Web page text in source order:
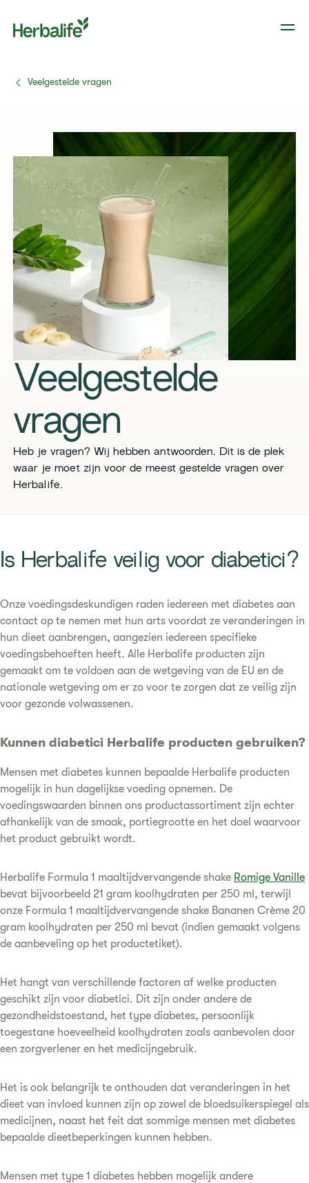
Veelgestelde vragen
Veelgestelde
vragen
Heb je vragen? Wij hebben antwoorden. Dit is de plek
waar je moet zijn voor de meest gestelde vragen over
Herbalife.
​Is Herbalife veilig voor diabetici?
Onze voedingsdeskundigen raden iedereen met diabetes aan
contact op te nemen met hun arts voordat ze veranderingen in
hun dieet aanbrengen, aangezien iedereen specifieke
voedingsbehoeften heeft. Alle Herbalife producten zijn
gemaakt om te voldoen aan de wetgeving van de EU en de
nationale wetgeving om er zo voor te zorgen dat ze veilig zijn
voor gezonde volwassenen.
Kunnen diabetici Herbalife producten gebruiken?
Mensen met diabetes kunnen bepaalde Herbalife producten
mogelijk in hun dagelijkse voeding opnemen. De
voedingswaarden binnen ons productassortiment zijn echter
afhankelijk van de smaak, portiegrootte en het doel waarvoor
het product gebruikt wordt.
Herbalife Formula 1 maaltijdvervangende shake Romige Vanille
bevat bijvoorbeeld 21 gram koolhydraten per 250 ml, terwijl
onze Formula 1 maaltijdvervangende shake Bananen Crème 20
gram koolhydraten per 250 ml bevat (indien gemaakt volgens
de aanbeveling op het productetiket).
Het hangt van verschillende factoren af welke producten
geschikt zijn voor diabetici. Dit zijn onder andere de
gezondheidstoestand, het type diabetes, persoonlijk
toegestane hoeveelheid koolhydraten zoals aanbevolen door
een zorgverlener en het medicijngebruik.
Het is ook belangrijk te onthouden dat veranderingen in het
dieet van invloed kunnen zijn op zowel de bloedsuikerspiegel als
medicijnen, naast het feit dat sommige mensen met diabetes
bepaalde dieetbeperkingen kunnen hebben.
Mensen met type 1 diabetes hebben mogelijk andere